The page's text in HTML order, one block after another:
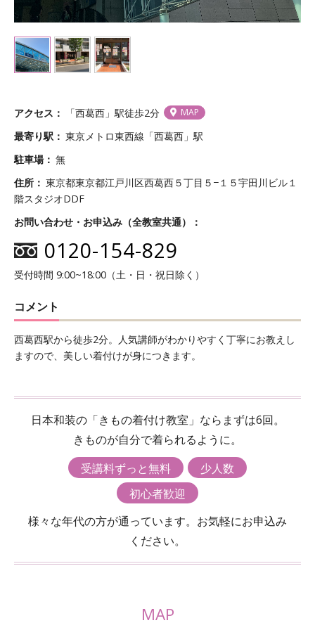
アクセス 「西葛西」駅徒歩2分 MAP
最寄り駅
東京メトロ東西線「西葛西」駅
駐車場
無
住所
東京都東京都江戸川区西葛西５丁目５−１５宇田川ビル１
階スタジオDDF
お問い合わせ・お申込み（全教室共通）
0120-154-829
受付時間 9:00~18:00（土・日・祝日除く）
コメント
西葛西駅から徒歩2分。人気講師がわかりやすく丁寧にお教えし
ますので、美しい着付けが身につきます。
日本和装の「きもの着付け教室」ならまずは6回。
きものが自分で着られるように。
受講料ずっと無料
少人数
初心者歓迎
様々な年代の方が通っています。お気軽にお申込み
ください。
MAP